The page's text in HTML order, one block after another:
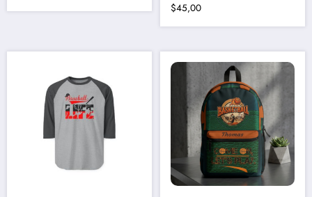
$45,00